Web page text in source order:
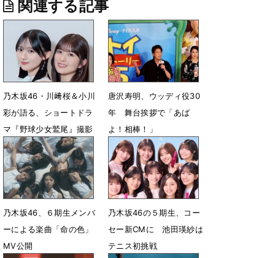
関連する記事
乃木坂46・川﨑桜＆小川
彩が語る、ショートドラ
マ『野球少女鷲尾』撮影
秘話
7月28日 07時00分
唐沢寿明、ウッディ役30
年 舞台挨拶で「あば
よ！相棒！」
7月25日 10時12分
乃木坂46、６期生メンバ
ーによる楽曲「命の色」
MV公開
乃木坂46の５期生、コー
セー新CMに 池田瑛紗は
テニス初挑戦